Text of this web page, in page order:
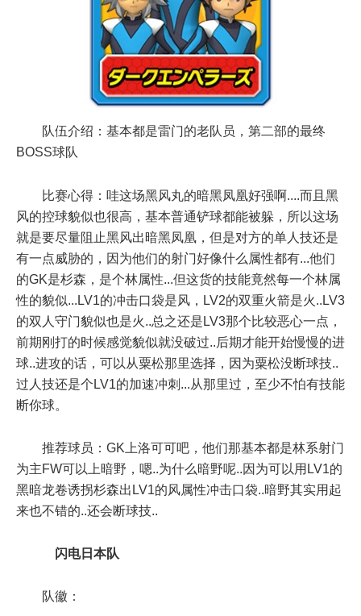
队伍介绍：基本都是雷门的老队员，第二部的最终
BOSS球队
比赛心得：哇这场黑风丸的暗黑凤凰好强啊....而且黑
风的控球貌似也很高，基本普通铲球都能被躲，所以这场
就是要尽量阻止黑风出暗黑凤凰，但是对方的单人技还是
有一点威胁的，因为他们的射门好像什么属性都有...他们
的GK是杉森，是个林属性...但这货的技能竟然每一个林属
性的貌似...LV1的冲击口袋是风，LV2的双重火箭是火..LV3
的双人守门貌似也是火..总之还是LV3那个比较恶心一点，
前期刚打的时候感觉貌似就没破过..后期才能开始慢慢的进
球..进攻的话，可以从粟松那里选择，因为粟松没断球技..
过人技还是个LV1的加速冲刺...从那里过，至少不怕有技能
断你球。
推荐球员：GK上洛可可吧，他们那基本都是林系射门
为主FW可以上暗野，嗯..为什么暗野呢..因为可以用LV1的
黑暗龙卷诱拐杉森出LV1的风属性冲击口袋..暗野其实用起
来也不错的..还会断球技..
闪电日本队
队徽：